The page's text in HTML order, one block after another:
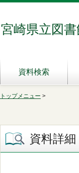
宮崎県立図書
資料検索
トップメニュー >
資料詳細